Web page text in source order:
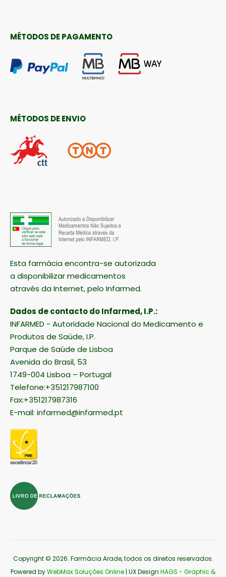
MÉTODOS DE PAGAMENTO
MÉTODOS DE ENVIO
Esta farmácia encontra-se autorizada
a disponibilizar medicamentos
através da Internet, pelo Infarmed.
Dados de contacto do Infarmed, I.P.:
INFARMED - Autoridade Nacional do Medicamento e
Produtos de Saúde, I.P.
Parque de Saúde de Lisboa
Avenida do Brasil, 53
1749-004 Lisboa – Portugal
Telefone:+351217987100
Fax:+351217987316
E-mail: infarmed@infarmed.pt
Copyright © 2026. Farmácia Arade, todos os direitos reservados.
Powered byWebMax Soluções Online | UX Design HAGS - Graphic &